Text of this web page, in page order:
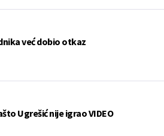
već dobio otkaz
Ugrešić nije igrao VIDEO